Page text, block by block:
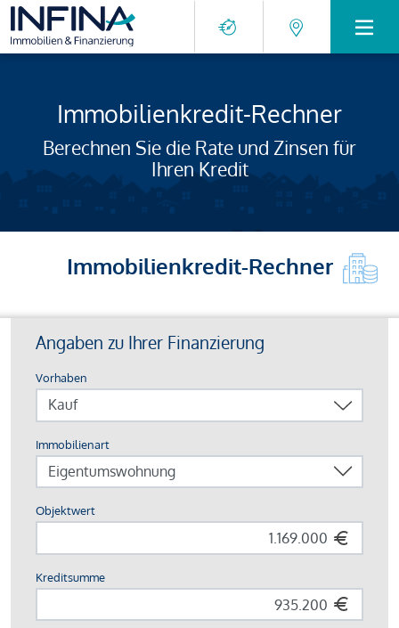
Immobilienkredit-Rechner
Berechnen Sie die Rate und Zinsen für
Ihren Kredit
Immobilienkredit-Rechner